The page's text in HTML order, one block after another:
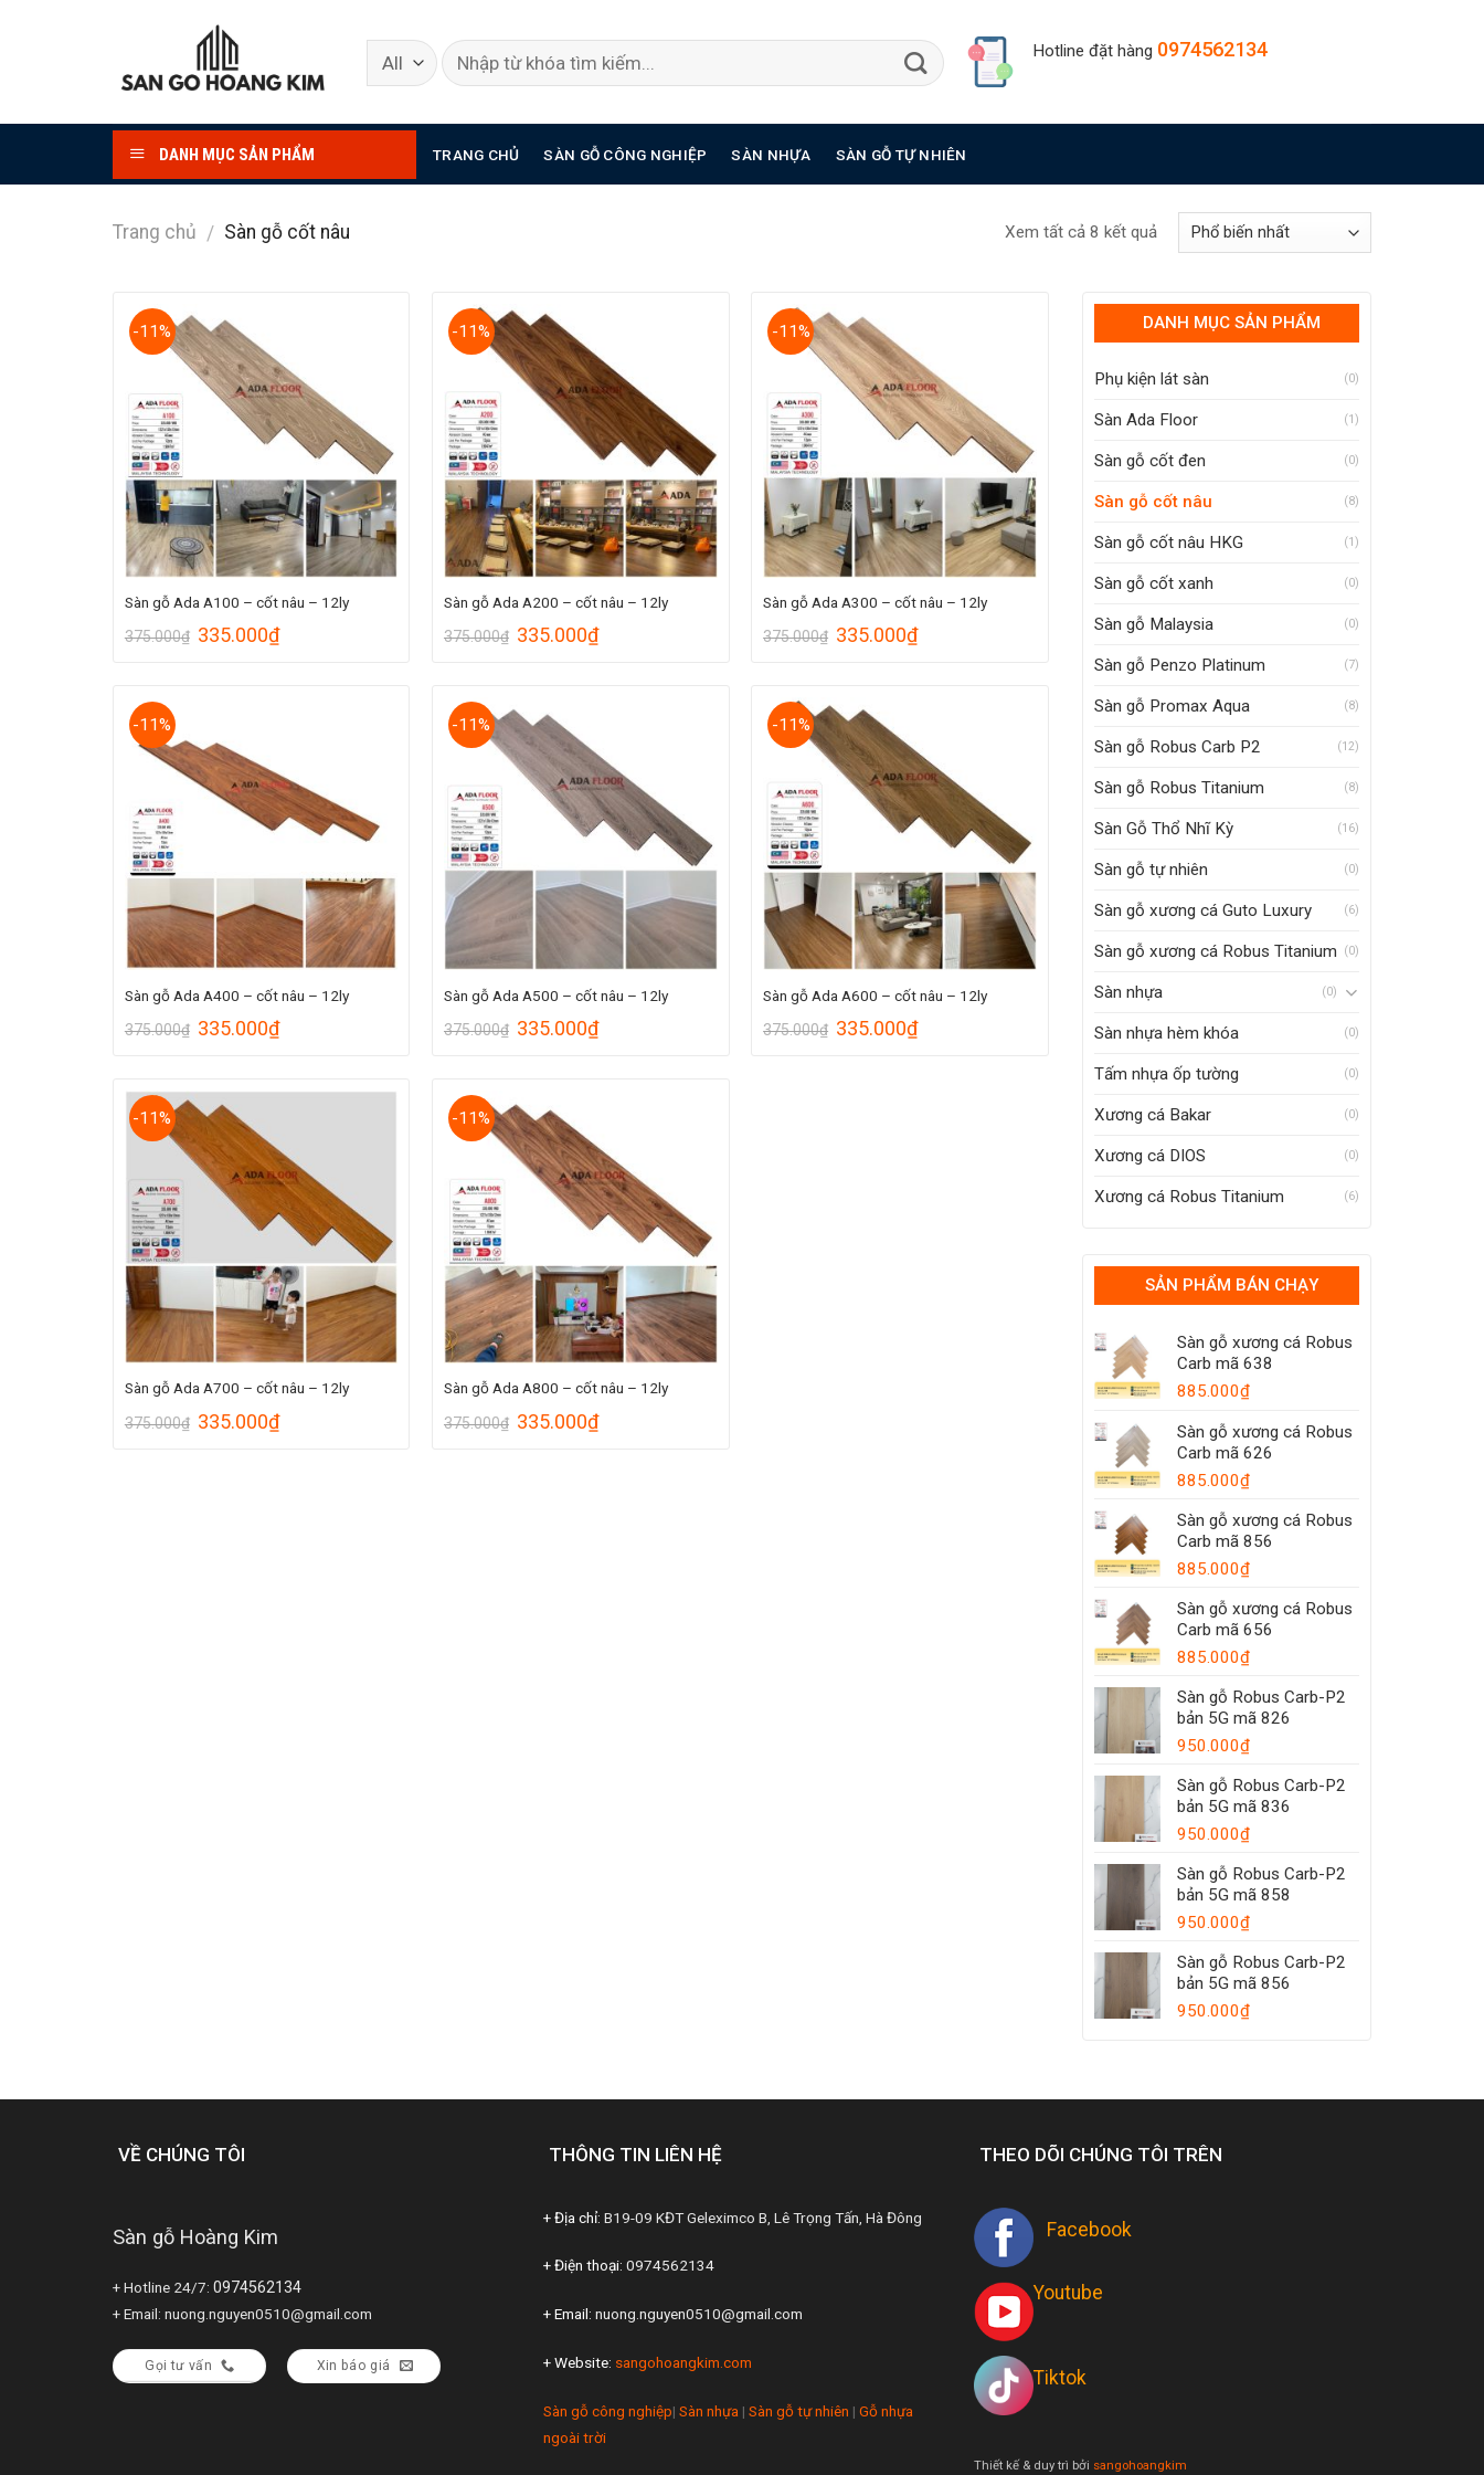
Hotline đặt hàng 0974562134
DANH MỤC SẢN PHẨM TRANG CHỦ SÀN GỖ CÔNG NGHIỆP SÀN NHỰA SÀN GỖ TỰ NHIÊN
Trang chủ / Sàn gỗ cốt nâu Xem tất cả 8 kết quả
-11%
Sàn gỗ Ada A100 – cốt nâu – 12ly
375.000₫ 335.000₫
-11%
Sàn gỗ Ada A200 – cốt nâu – 12ly
375.000₫ 335.000₫
-11%
Sàn gỗ Ada A300 – cốt nâu – 12ly
375.000₫ 335.000₫
-11%
Sàn gỗ Ada A400 – cốt nâu – 12ly
375.000₫ 335.000₫
-11%
Sàn gỗ Ada A500 – cốt nâu – 12ly
375.000₫ 335.000₫
-11%
Sàn gỗ Ada A600 – cốt nâu – 12ly
375.000₫ 335.000₫
-11%
Sàn gỗ Ada A700 – cốt nâu – 12ly
375.000₫ 335.000₫
-11%
Sàn gỗ Ada A800 – cốt nâu – 12ly
375.000₫ 335.000₫
DANH MỤC SẢN PHẨM
Phụ kiện lát sàn (0)
Sàn Ada Floor (1)
Sàn gỗ cốt đen (0)
Sàn gỗ cốt nâu (8)
Sàn gỗ cốt nâu HKG (1)
Sàn gỗ cốt xanh (0)
Sàn gỗ Malaysia (0)
Sàn gỗ Penzo Platinum (7)
Sàn gỗ Promax Aqua (8)
Sàn gỗ Robus Carb P2 (12)
Sàn gỗ Robus Titanium (8)
Sàn Gỗ Thổ Nhĩ Kỳ (16)
Sàn gỗ tự nhiên (0)
Sàn gỗ xương cá Guto Luxury (6)
Sàn gỗ xương cá Robus Titanium (0)
Sàn nhựa (0)
Sàn nhựa hèm khóa (0)
Tấm nhựa ốp tường (0)
Xương cá Bakar (0)
Xương cá DIOS (0)
Xương cá Robus Titanium (6)
SẢN PHẨM BÁN CHẠY
Sàn gỗ xương cá Robus
Carb mã 638
885.000₫
Sàn gỗ xương cá Robus
Carb mã 626
885.000₫
Sàn gỗ xương cá Robus
Carb mã 856
885.000₫
Sàn gỗ xương cá Robus
Carb mã 656
885.000₫
Sàn gỗ Robus Carb-P2
bản 5G mã 826
950.000₫
Sàn gỗ Robus Carb-P2
bản 5G mã 836
950.000₫
Sàn gỗ Robus Carb-P2
bản 5G mã 858
950.000₫
Sàn gỗ Robus Carb-P2
bản 5G mã 856
950.000₫
VỀ CHÚNG TÔI
Sàn gỗ Hoàng Kim
+ Hotline 24/7: 0974562134
+ Email: nuong.nguyen0510@gmail.com
Gọi tư vấn Xin báo giá
THÔNG TIN LIÊN HỆ
+ Địa chỉ: B19-09 KĐT Geleximco B, Lê Trọng Tấn, Hà Đông
+ Điện thoại: 0974562134
+ Email: nuong.nguyen0510@gmail.com
+ Website: sangohoangkim.com
Sàn gỗ công nghiệp| Sàn nhựa | Sàn gỗ tự nhiên | Gỗ nhựa
ngoài trời
THEO DÕI CHÚNG TÔI TRÊN
Facebook
Youtube
Tiktok
Thiết kế & duy trì bởi sangohoangkim